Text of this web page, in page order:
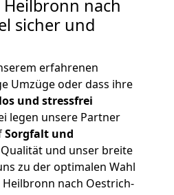
Heilbronn nach
sicher und
erfahrenen
Umzüge oder dass ihre
und stressfrei
legen unsere Partner
Sorgfalt und
und unser breite
zu der optimalen Wahl
nach Oestrich-